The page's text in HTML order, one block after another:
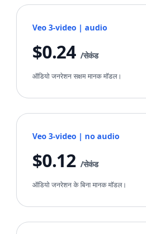
Veo 3-video | audio
$0.24 /सेकंड
ऑडियो जनरेशन सक्षम मानक मॉडल।
Veo 3-video | no audio
$0.12 /सेकंड
ऑडियो जनरेशन के बिना मानक मॉडल।